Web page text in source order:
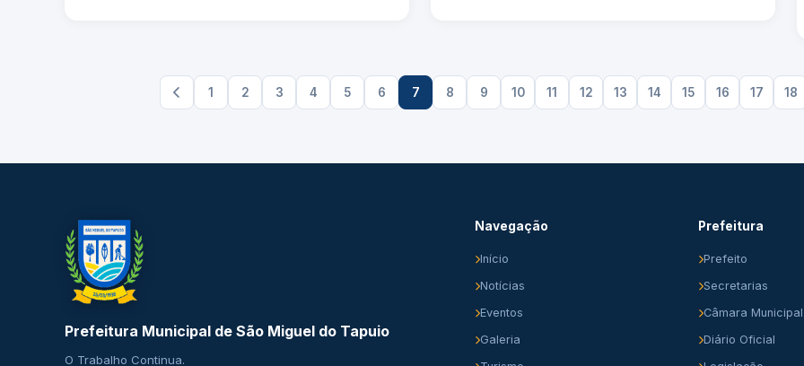
1 2 3 4 5 6 7 8 9 10 11 12 13 14 15 16 17 18
Prefeitura Municipal de São Miguel do Tapuio
O Trabalho Continua.
Navegação
Início
Notícias
Eventos
Galeria
Prefeitura
Prefeito
Secretarias
Câmara Municipal
Diário Oficial